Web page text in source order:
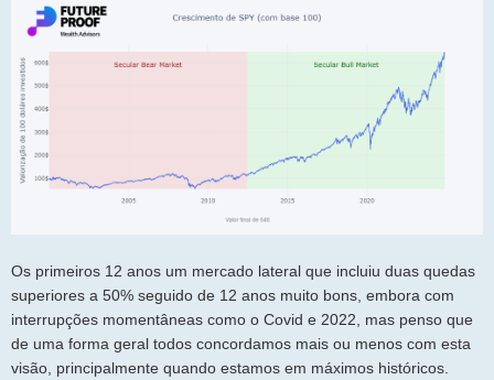
Os primeiros 12 anos um mercado lateral que incluiu duas quedas
superiores a 50% seguido de 12 anos muito bons, embora com
interrupções momentâneas como o Covid e 2022, mas penso que
de uma forma geral todos concordamos mais ou menos com esta
visão, principalmente quando estamos em máximos históricos.